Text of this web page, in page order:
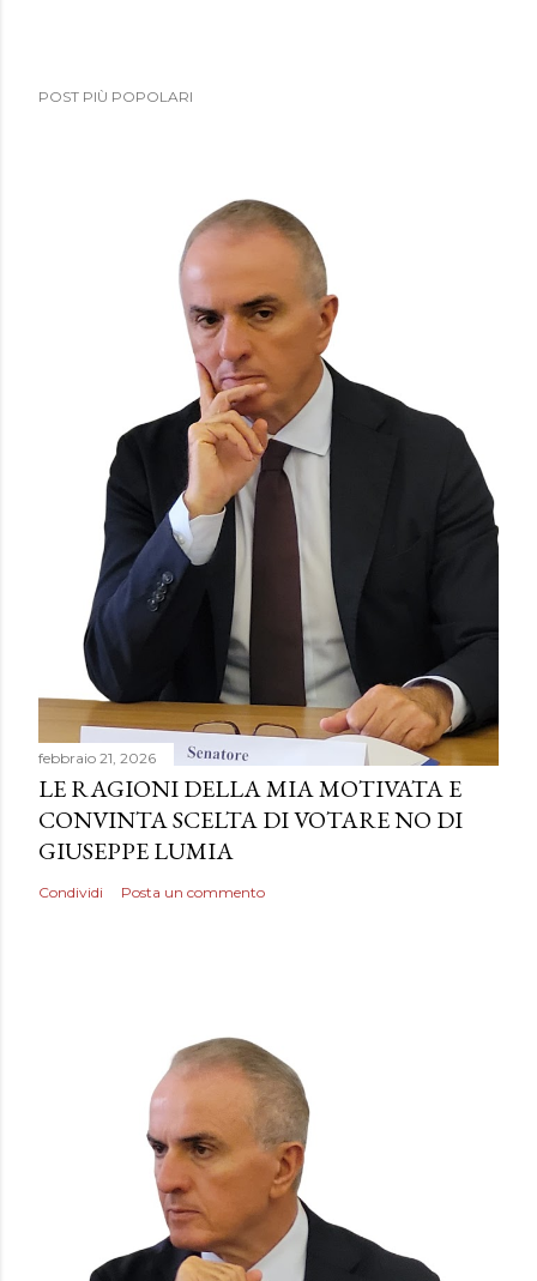
POST PIÙ POPOLARI
febbraio 21, 2026
LE RAGIONI DELLA MIA MOTIVATA E
CONVINTA SCELTA DI VOTARE NO DI
GIUSEPPE LUMIA
Condividi Posta un commento